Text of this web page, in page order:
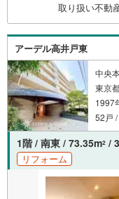
◆物件のご案
え・最寄駅で
ち合わせなど
伝え頂けまし
参ります。も
きます。
取り扱い不動
アーデル高井戸東
中央
東京
1997
52戸
1階 / 南東 / 73.35m2 /
リフォーム